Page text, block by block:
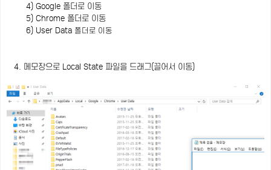
4) Google 폴더로 이동
5) Chrome 폴더로 이동
6) User Data 폴더로 이동
4. 메모장으로 Local State 파일을 드래그(끌어서 이동)